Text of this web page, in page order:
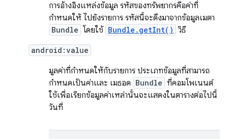
การอ้างอิงแหล่งข้อมูล รหัสของทรัพยากรคือค่าที่
กำหนดให้ ไปยังรายการ รหัสนี้จะดึงมาจากข้อมูลเมตา
Bundle โดยใช้ Bundle.getInt() วิธี
android:value
มูลค่าที่กำหนดให้กับรายการ ประเภทข้อมูลที่สามารถ
กำหนดเป็นค่าและ เมธอด Bundle ที่คอมโพเนนต์
ใช้เพื่อเรียกข้อมูลค่าเหล่านั้นจะแสดงในตารางต่อไปนี้
วันที่